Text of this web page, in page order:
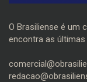
O Brasiliense é um
encontra as últimas